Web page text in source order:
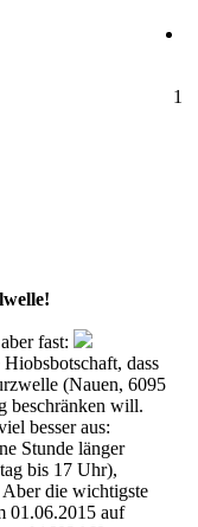
1
fast:
dass
(Nauen, 6095
beschränken will.
besser aus:
Stunde länger
bis 17 Uhr),
die wichtigste
01.06.2015 auf